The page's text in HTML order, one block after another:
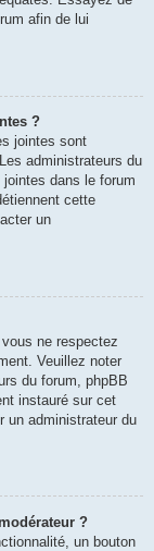
afin de lui
?
jointes sont
administrateurs du
dans le forum
cette
un
ne respectez
Veuillez noter
du forum, phpBB
instauré sur cet
un administrateur du
?
un bouton